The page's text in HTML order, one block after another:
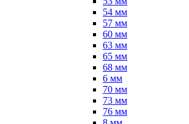
54 мм
57 мм
60 мм
63 мм
65 мм
68 мм
6 мм
70 мм
73 мм
76 мм